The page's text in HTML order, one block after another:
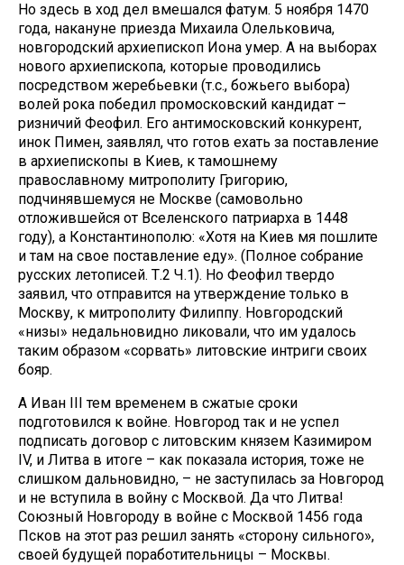
Но здесь в ход дел вмешался фатум. 5 ноября 1470
года, накануне приезда Михаила Олельковича,
новгородский архиепископ Иона умер. А на выборах
нового архиепископа, которые проводились
посредством жеребьевки (т.с., божьего выбора)
волей рока победил промосковский кандидат –
ризничий Феофил. Его антимосковский конкурент,
инок Пимен, заявлял, что готов ехать за поставление
в архиепископы в Киев, к тамошнему
православному митрополиту Григорию,
подчинявшемуся не Москве (самовольно
отложившейся от Вселенского патриарха в 1448
году), а Константинополю: «Хотя на Киев мя пошлите
и там на свое поставление еду». (Полное собрание
русских летописей. Т.2 Ч.1). Но Феофил твердо
заявил, что отправится на утверждение только в
Москву, к митрополиту Филиппу. Новгородский
«низы» недальновидно ликовали, что им удалось
таким образом «сорвать» литовские интриги своих
бояр.
А Иван III тем временем в сжатые сроки
подготовился к войне. Новгород так и не успел
подписать договор с литовским князем Казимиром
IV, и Литва в итоге – как показала история, тоже не
слишком дальновидно, – не заступилась за Новгород
и не вступила в войну с Москвой. Да что Литва!
Союзный Новгороду в войне с Москвой 1456 года
Псков на этот раз решил занять «сторону сильного»,
своей будущей поработительницы – Москвы.